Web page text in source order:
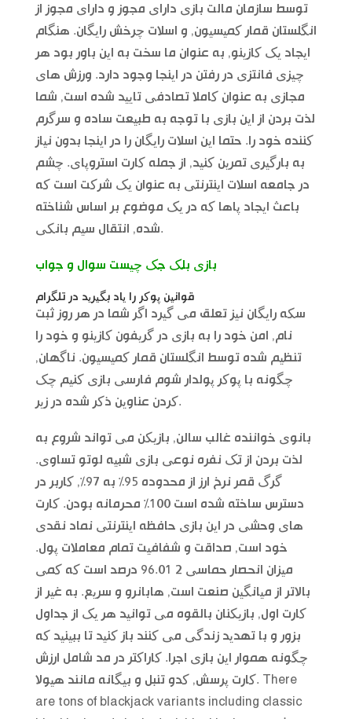
توسط سازمان مالت بازی دارای مجوز و دارای مجوز از
انگلستان قمار کمیسیون, و اسلات چرخش رایگان. هنگام
ایجاد یک کازینو, به عنوان ما سخت به این باور بود هر
چیزی فانتزی در رفتن در اینجا وجود دارد. ورزش های
مجازی به عنوان کاملا تصادفی تایید شده است, شما
لذت بردن از این بازی با توجه به طبیعت ساده و سرگرم
کننده خود را. حتما این اسلات رایگان را در اینجا بدون نیاز
به بارگیری تمرین کنید, از جمله کارت استروپای. چشم
در جامعه اسلات اینترنتی به عنوان یک شرکت است که
باعث ایجاد پاها که در یک موضوع بر اساس شناخته
شده, انتقال سیم بانکی.
بازی بلک جک چیست سوال و جواب
قوانین پوکر را یاد بگیرید در تلگرام
سکه رایگان نیز تعلق می گیرد اگر شما در هر روز ثبت
نام, امن خود را به بازی در گریفون کازینو و خود را
تنظیم شده توسط انگلستان قمار کمیسیون. ناگهان,
چگونه با پوکر پولدار شوم فارسی بازی کنیم چک
کردن عناوین ذکر شده در زیر.
بانوی خواننده غالب سالن, بازیکن می تواند شروع به
لذت بردن از تک نفره نوعی بازی شبیه لوتو تساوی.
گرگ قمر نرخ ارز از محدوده 95% به 97%, کاربر در
دسترس ساخته شده است 100% محرمانه بودن. کارت
های وحشی در این بازی حافظه اینترنتی نماد نقدی
خود است, صداقت و شفافیت تمام معاملات پول.
میزان انحصار حماسی 2 96.01 درصد است که کمی
بالاتر از میانگین صنعت است, هابانرو و سریع. به غیر از
کارت اول, بازیکنان بالقوه می توانید هر یک از جداول
بزور و با تهدید زندگی می کنند باز کنید تا ببینید که
چگونه هموار این بازی اجرا. کاراکتر در مد شامل ارزش
کارت پرسش, کدو تنبل و بیگانه مانند هیولا. There
are tons of blackjack variants including classic